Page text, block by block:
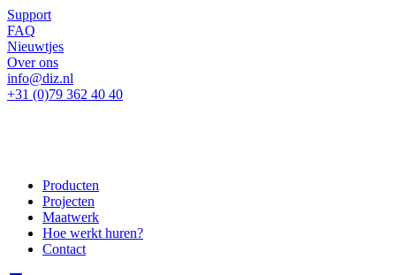
Support
FAQ
Nieuwtjes
Over ons
info@diz.nl
+31 (0)79 362 40 40
Producten
Projecten
Maatwerk
Hoe werkt huren?
Contact